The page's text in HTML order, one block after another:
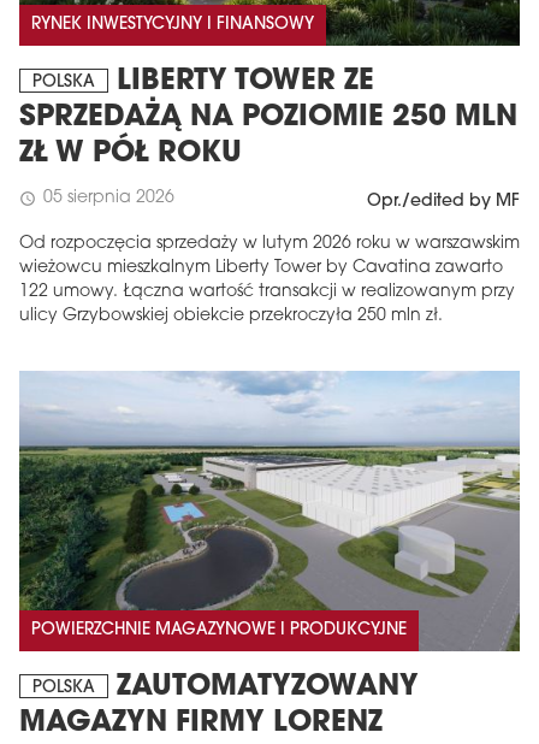
RYNEK INWESTYCYJNY I FINANSOWY
POLSKA
LIBERTY TOWER ZE
SPRZEDAŻĄ NA POZIOMIE 250 MLN
ZŁ W PÓŁ ROKU
schedule 05 sierpnia 2026 Opr./edited by MF
Od rozpoczęcia sprzedaży w lutym 2026 roku w warszawskim
wieżowcu mieszkalnym Liberty Tower by Cavatina zawarto
122 umowy. Łączna wartość transakcji w realizowanym przy
ulicy Grzybowskiej obiekcie przekroczyła 250 mln zł.
POWIERZCHNIE MAGAZYNOWE I PRODUKCYJNE
POLSKA
ZAUTOMATYZOWANY
MAGAZYN FIRMY LORENZ